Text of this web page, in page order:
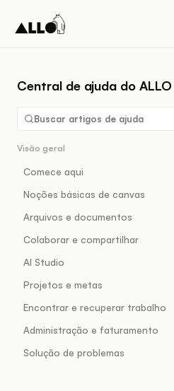
Central de ajuda do ALLO
Buscar artigos de ajuda
Visão geral
Comece aqui
Noções básicas de canvas
Arquivos e documentos
Colaborar e compartilhar
AI Studio
Projetos e metas
Encontrar e recuperar trabalho
Administração e faturamento
Solução de problemas